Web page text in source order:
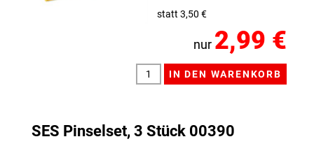
statt 3,50 €
nur 2,99 €
SES Pinselset, 3 Stück 00390